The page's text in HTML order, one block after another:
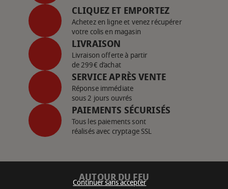
CLIQUEZ ET EMPORTEZ
Achetez en ligne et venez récupérer
votre colis en magasin
LIVRAISON
Livraison offerte à partir
de 299€ d’achat
SERVICE APRÈS VENTE
Réponse immédiate
sous 2 jours ouvrés
PAIEMENTS SÉCURISÉS
Tous les paiements sont
réalisés avec cryptage SSL
AUTOUR DU FEU
Continuer sans accepter